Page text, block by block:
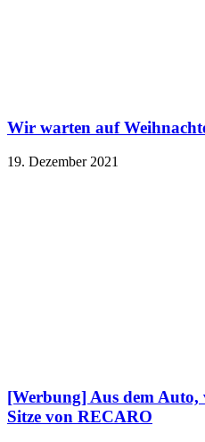
Wir warten auf
19. Dezember 2021
[Werbung] Aus dem
Sitze von RECARO